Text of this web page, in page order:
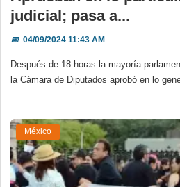
judicial; pasa a...
📅04/09/2024 11:43 AM
Después de 18 horas la mayoría
la Cámara de Diputados aprobó en lo
México